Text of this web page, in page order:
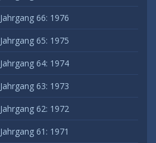
Jahrgang 66: 1976
Jahrgang 65: 1975
Jahrgang 64: 1974
Jahrgang 63: 1973
Jahrgang 62: 1972
Jahrgang 61: 1971